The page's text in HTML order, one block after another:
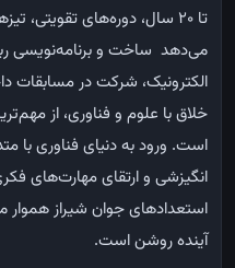
تا ۲۰ سال، دوره‌های تقویتی،
می‌دهد ساخت و برنامه‌نویسی
الکترونیک، شرکت در مسابقات
خلاق با علوم و فناوری، از
است. ورود به دنیای فناوری با
انگیزشی و ارتقای مهارت‌های
استعدادهای جوان شیراز
آینده‌ روشن است.